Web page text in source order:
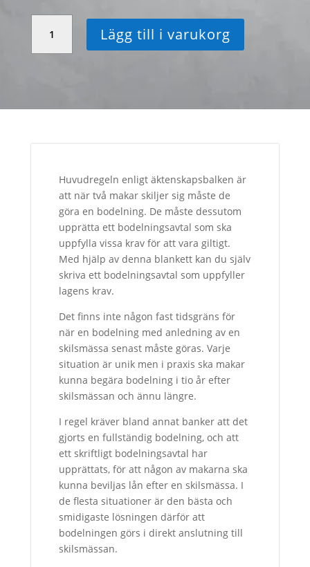
Bodelningsavtal
-
Lägg till i varukorg
Huvudregeln enligt äktenskapsbalken är
att när två makar skiljer sig måste de
göra en bodelning. De måste dessutom
upprätta ett bodelningsavtal som ska
uppfylla vissa krav för att vara giltigt.
Med hjälp av denna blankett kan du själv
skriva ett bodelningsavtal som uppfyller
lagens krav.
Det finns inte någon fast tidsgräns för
när en bodelning med anledning av en
skilsmässa senast måste göras. Varje
situation är unik men i praxis ska makar
kunna begära bodelning i tio år efter
skilsmässan och ännu längre.
I regel kräver bland annat banker att det
gjorts en fullständig bodelning, och att
ett skriftligt bodelningsavtal har
upprättats, för att någon av makarna ska
kunna beviljas lån efter en skilsmässa. I
de flesta situationer är den bästa och
smidigaste lösningen därför att
bodelningen görs i direkt anslutning till
skilsmässan.